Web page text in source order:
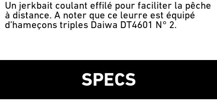
Un jerkbait coulant effilé pour faciliter la pêche
à distance. A noter que ce leurre est équipé
d’hameçons triples Daiwa DT4601 N° 2.
SPECS